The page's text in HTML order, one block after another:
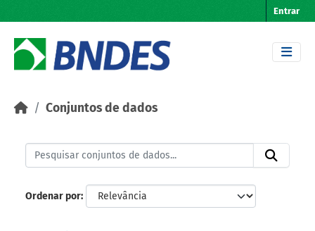
Entrar
Conjuntos de dados
Ordenar por